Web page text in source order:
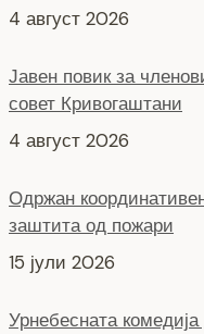
4 август 2026
Јавен повик за
совет Кривогаштани
4 август 2026
Одржан
заштита од пожари
15 јули 2026
Урнебесната комедија